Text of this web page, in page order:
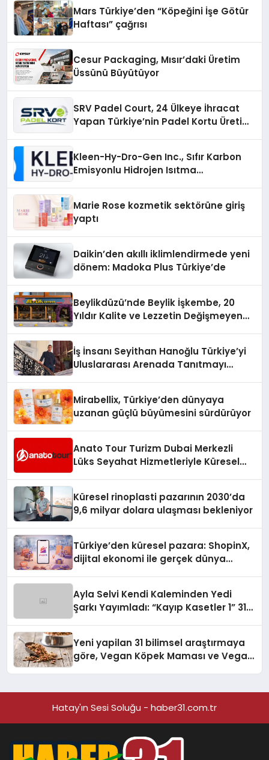
Mars Türkiye’den “Köpeğini İşe Götür
Haftası” çağrısı
Cesur Packaging, Mısır’daki Üretim
Üssünü Büyütüyor
SRV Padel Court, 24 Ülkeye İhracat
Yapan Türkiye’nin Padel Kortu Üretim
Kleen-Hy-Dro-Gen Inc., Sıfır Karbon
Emisyonlu Hidrojen Isıtma
Marie Rose kozmetik sektörüne giriş
yaptı
Daikin’den akıllı iklimlendirmede yeni
dönem: Madoka Plus Türkiye’de
Beylikdüzü’nde Beylik İşkembe, 20
Yıldır Kalite ve Lezzetin Değişmeyen
İş İnsanı Seyithan Hanoğlu Türkiye’yi
Uluslararası Arenada Tanıtmayı
Mirabellix, Türkiye’den dünyaya
uzanan güçlü büyümesini sürdürüyor
Anato Tour Turizm Dubai Merkezli
Lüks Seyahat Hizmetleriyle Küresel
Küresel rinoplasti pazarının 2030’da
9,6 milyar dolara ulaşması bekleniyor
Türkiye’den küresel pazara: ShopinX,
dijital ekonomi ile gerçek dünya
Ayla Selvi Kendi Kaleminden Yedi
Şarkı Yayımladı: “Kayıp Kasetler 1” 31
Yeni yapilan 31 bilimsel araştırmaya
göre, Vegan Köpek Maması ve Vegan
Hatay'ın Sesi Soluğu - haber31.com.tr